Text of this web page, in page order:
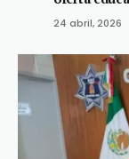
24 abril, 2026